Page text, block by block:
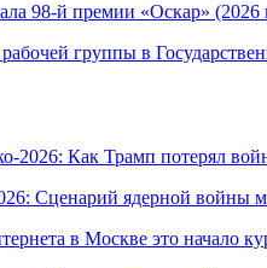
98-й премии «Оскар» (2026
группы в
2026: Как Трамп потерял
Сценарий ядерной
в Москве это начало